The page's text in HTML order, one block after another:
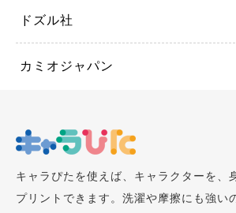
ドズル社
カミオジャパン
キャラぴたを使えば、キャラクターを、
プリントできます。洗濯や摩擦にも強い